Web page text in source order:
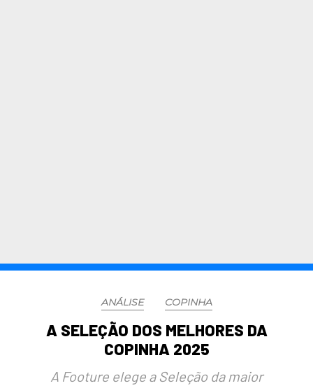
ANÁLISE COPINHA
A SELEÇÃO DOS MELHORES DA
COPINHA 2025
A Footure elege a Seleção da maior